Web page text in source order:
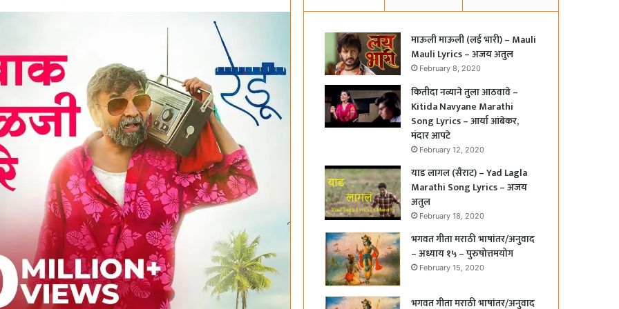
माऊली माऊली (लई भारी) – Mauli
Mauli Lyrics – अजय अतुल
February 8, 2020
कितीदा नव्याने तुला आठवावे –
Kitida Navyane Marathi
Song Lyrics – आर्या आंबेकर,
मंदार आपटे
February 12, 2020
याड लागल (सैराट) – Yad Lagla
Marathi Song Lyrics – अजय
अतुल
February 18, 2020
भगवत गीता मराठी भाषांतर/अनुवाद
– अध्याय १५ – पुरुषोत्तमयोग
February 15, 2020
भगवत गीता मराठी भाषांतर/अनुवाद